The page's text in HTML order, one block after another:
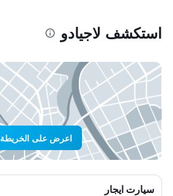
استكشف لاجيادو
اعرض على الخريطة
سيارت ايجار